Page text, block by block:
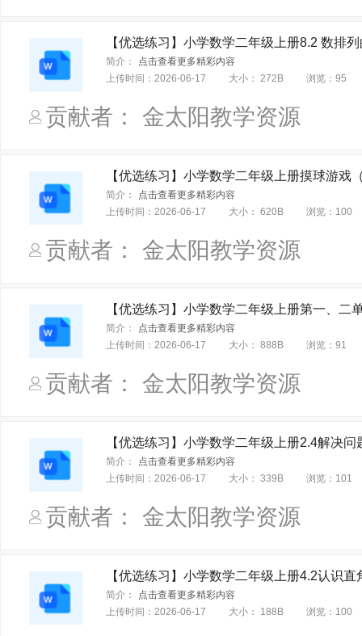
湘少版课标（旧版本） 粤教版课标版（旧版本） 辽师大
剑桥国际少儿英语 西师大课标版 语文社课标版 语文
外研社课标版（一年级起点） 湘少课标版
青岛课标版（六三制） 青岛课标版（五四制） 人教课标
辽师大版（一年级起点） 外研社课标版（三年级起点）（桂
鲁人课标版 外研版Join In（三年级起点） 泰山版
朗文英语课标版 粤人课标版儿童英语
外研版（国际剑桥英语） 教科（五•四学制） 沪少课标版
【优选练习】小学数学二年级上册8.2 数排
简介：
点击查看更多精彩内容
上传时间： 2026-06-17 大小： 272B 浏览： 95
贡献者： 金太阳教学资源
【优选练习】小学数学二年级上册摸球游戏
简介：
点击查看更多精彩内容
上传时间： 2026-06-17 大小： 620B 浏览： 100
贡献者： 金太阳教学资源
【优选练习】小学数学二年级上册第一、二
简介：
点击查看更多精彩内容
上传时间： 2026-06-17 大小： 888B 浏览： 91
贡献者： 金太阳教学资源
【优选练习】小学数学二年级上册2.4解决
简介：
点击查看更多精彩内容
上传时间： 2026-06-17 大小： 339B 浏览： 101
贡献者： 金太阳教学资源
【优选练习】小学数学二年级上册4.2认识
简介：
点击查看更多精彩内容
上传时间： 2026-06-17 大小： 188B 浏览： 100